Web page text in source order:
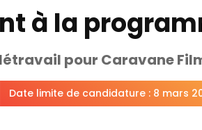
à la
pour Caravane
Date limite de candidature : 8 mars